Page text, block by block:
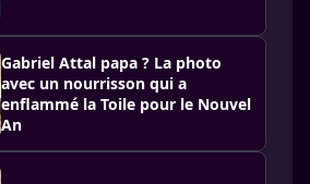
Gabriel Attal papa ? La photo
avec un nourrisson qui a
enflammé la Toile pour le Nouvel
An